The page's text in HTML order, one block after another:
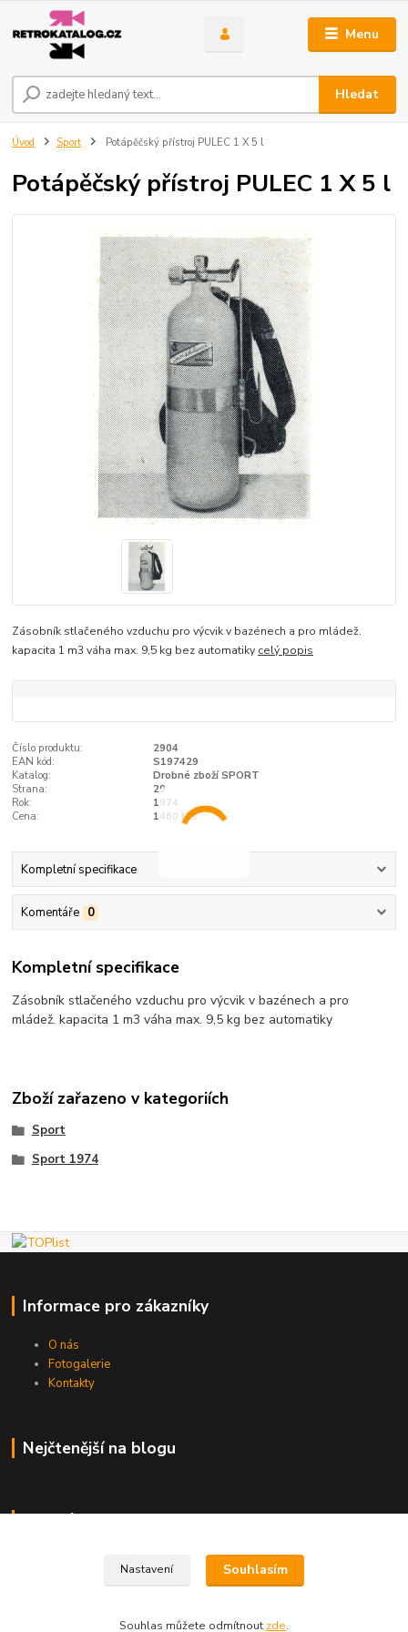
Menu
Hledat
Úvod Sport Potápěčský přístroj PULEC 1 X 5 l
Potápěčský přístroj PULEC 1 X 5 l
Zásobník stlačeného vzduchu pro výcvik v bazénech a pro mládež.
kapacita 1 m3 váha max. 9,5 kg bez automatiky celý popis
Číslo produktu:
2904
EAN kód:
S197429
Katalog:
Drobné zboží SPORT
Strana:
29
Rok:
1974
Cena:
1460 Kčs
Kompletní specifikace
Komentáře 0
Kompletní specifikace
Zásobník stlačeného vzduchu pro výcvik v bazénech a pro
mládež. kapacita 1 m3 váha max. 9,5 kg bez automatiky
Zboží zařazeno v kategoriích
Sport
Sport 1974
Informace pro zákazníky
O nás
Fotogalerie
Kontakty
Nejčtenější na blogu
Kde nás najdete
Nastavení Souhlasím
Souhlas můžete odmítnout zde.